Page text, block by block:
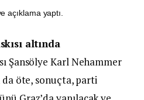
açıklama yaptı.
altında
Şansölye Karl Nehammer
öte, sonuçta, parti